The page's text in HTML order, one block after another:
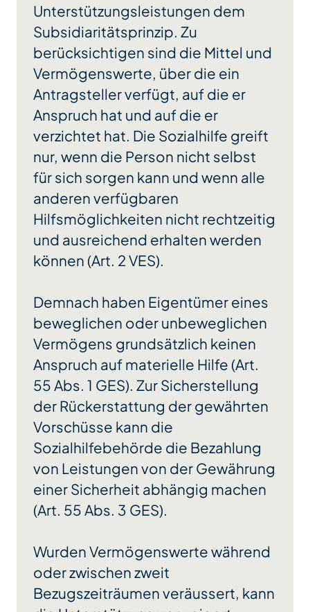
Unterstützungsleistungen dem
Subsidiaritätsprinzip. Zu
berücksichtigen sind die Mittel und
Vermögenswerte, über die ein
Antragsteller verfügt, auf die er
Anspruch hat und auf die er
verzichtet hat. Die Sozialhilfe greift
nur, wenn die Person nicht selbst
für sich sorgen kann und wenn alle
anderen verfügbaren
Hilfsmöglichkeiten nicht rechtzeitig
und ausreichend erhalten werden
können (Art. 2 VES).
Demnach haben Eigentümer eines
beweglichen oder unbeweglichen
Vermögens grundsätzlich keinen
Anspruch auf materielle Hilfe (Art.
55 Abs. 1 GES). Zur Sicherstellung
der Rückerstattung der gewährten
Vorschüsse kann die
Sozialhilfebehörde die Bezahlung
von Leistungen von der Gewährung
einer Sicherheit abhängig machen
(Art. 55 Abs. 3 GES).
Wurden Vermögenswerte während
oder zwischen zweit
Bezugszeiträumen veräussert, kann